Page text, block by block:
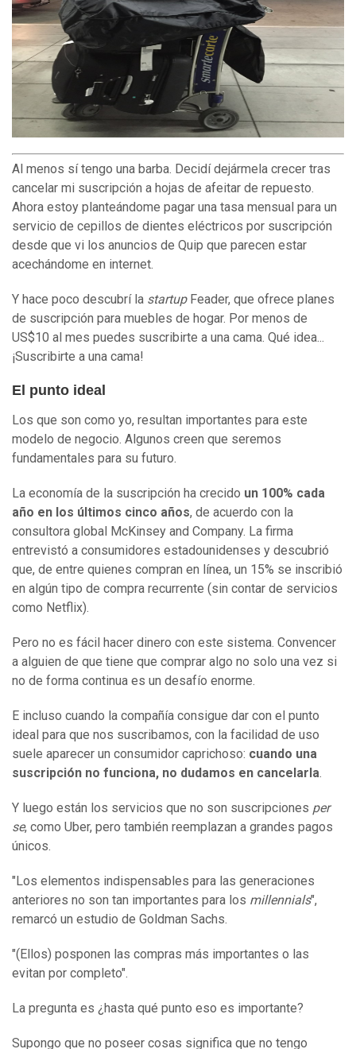
Al menos sí tengo una barba. Decidí dejármela crecer tras
cancelar mi suscripción a hojas de afeitar de repuesto.
Ahora estoy planteándome pagar una tasa mensual para un
servicio de cepillos de dientes eléctricos por suscripción
desde que vi los anuncios de Quip que parecen estar
acechándome en internet.
Y hace poco descubrí la startup Feader, que ofrece planes
de suscripción para muebles de hogar. Por menos de
US$10 al mes puedes suscribirte a una cama. Qué idea...
¡Suscribirte a una cama!
El punto ideal
Los que son como yo, resultan importantes para este
modelo de negocio. Algunos creen que seremos
fundamentales para su futuro.
La economía de la suscripción ha crecido un 100% cada
año en los últimos cinco años, de acuerdo con la
consultora global McKinsey and Company. La firma
entrevistó a consumidores estadounidenses y descubrió
que, de entre quienes compran en línea, un 15% se inscribió
en algún tipo de compra recurrente (sin contar de servicios
como Netflix).
Pero no es fácil hacer dinero con este sistema. Convencer
a alguien de que tiene que comprar algo no solo una vez si
no de forma continua es un desafío enorme.
E incluso cuando la compañía consigue dar con el punto
ideal para que nos suscribamos, con la facilidad de uso
suele aparecer un consumidor caprichoso: cuando una
suscripción no funciona, no dudamos en cancelarla.
Y luego están los servicios que no son suscripciones per
se, como Uber, pero también reemplazan a grandes pagos
únicos.
"Los elementos indispensables para las generaciones
anteriores no son tan importantes para los millennials",
remarcó un estudio de Goldman Sachs.
"(Ellos) posponen las compras más importantes o las
evitan por completo".
La pregunta es ¿hasta qué punto eso es importante?
Supongo que no poseer cosas significa que no tengo